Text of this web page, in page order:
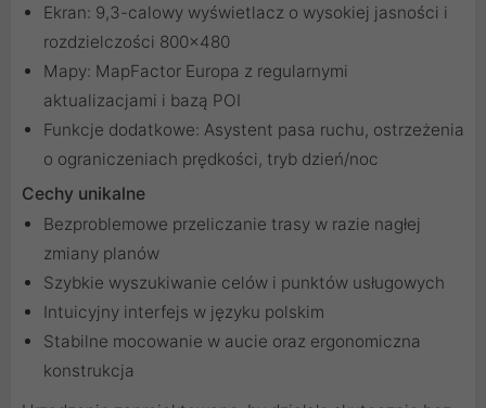
Ekran: 9,3-calowy wyświetlacz o wysokiej jasności i
rozdzielczości 800×480
Mapy: MapFactor Europa z regularnymi
aktualizacjami i bazą POI
Funkcje dodatkowe: Asystent pasa ruchu, ostrzeżenia
o ograniczeniach prędkości, tryb dzień/noc
Cechy unikalne
Bezproblemowe przeliczanie trasy w razie nagłej
zmiany planów
Szybkie wyszukiwanie celów i punktów usługowych
Intuicyjny interfejs w języku polskim
Stabilne mocowanie w aucie oraz ergonomiczna
konstrukcja